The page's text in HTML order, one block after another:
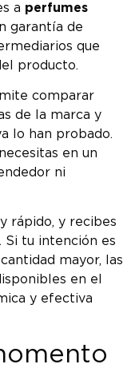
a perfumes
garantía de
que
producto.
comparar
de la marca y
lo han probado.
en un
ni
rápido, y recibes
tu intención es
mayor, las
en el
y efectiva